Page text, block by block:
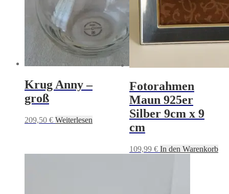
Krug Anny –
groß
209,50 € Weiterlesen
Fotorahmen
Maun 925er
Silber 9cm x 9
cm
109,99 € In den Warenkorb